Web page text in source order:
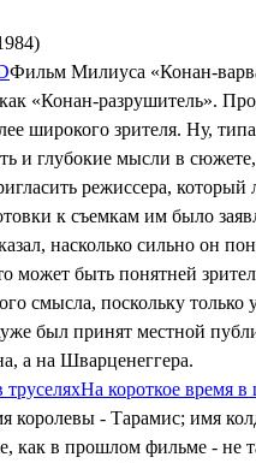
Фильм Милиуса «Конан-
«Конан-разрушитель».
широкого зрителя. Ну,
и глубокие мысли в
режиссера,
к съемкам им было
насколько сильно он
может быть понятней
смысла, поскольку
был принят местной
а на Шварценеггера.
На короткое время в
королевы - Тарамис; имя
как в прошлом фильме - не